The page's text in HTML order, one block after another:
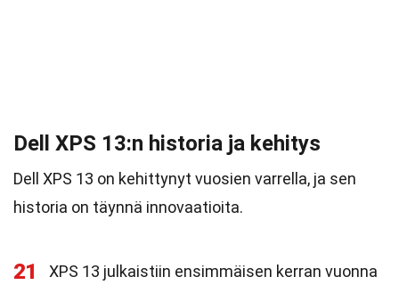
Dell XPS 13:n historia ja kehitys
Dell XPS 13 on kehittynyt vuosien varrella, ja sen
historia on täynnä innovaatioita.
21
XPS 13 julkaistiin ensimmäisen kerran vuonna